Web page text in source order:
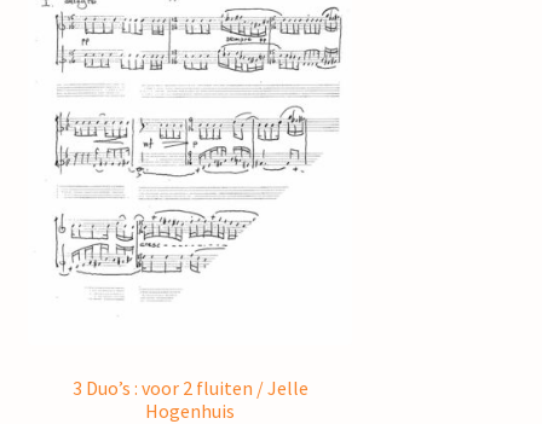
3 Duo’s : voor 2 fluiten / Jelle
Hogenhuis